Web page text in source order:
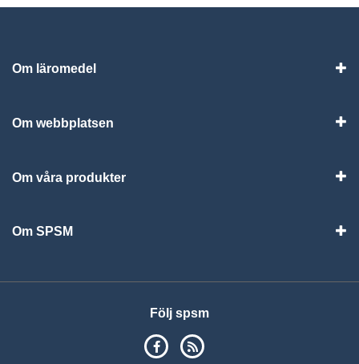
Om läromedel
Om webbplatsen
Om våra produkter
Om SPSM
Följ spsm
SPSM på Facebook